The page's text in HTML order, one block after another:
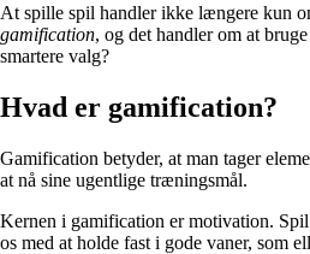
At spille spil handler ikke længere kun
gamification, og det handler om at
smartere valg?
Hvad er gamification?
Gamification betyder, at man tager
at nå sine ugentlige træningsmål.
Kernen i gamification er motivation.
os med at holde fast i gode vaner, som